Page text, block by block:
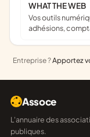
WHAT THE WEB
Vos outils numériques au service de votre mission : site web,
adhésions,
Entreprise ?Apportez
Assoce
L'annuaire des associations françaises, construit sur les données
publiques.